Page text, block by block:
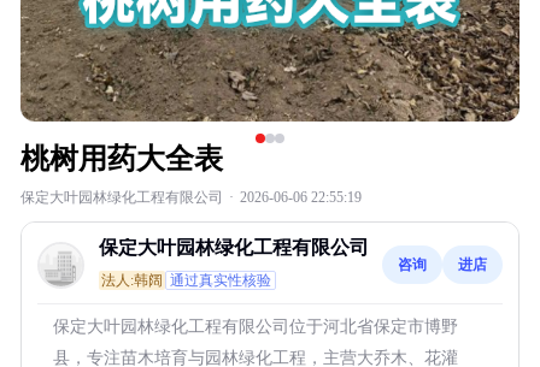
桃树用药大全表
保定大叶园林绿化工程有限公司 · 2026-06-06 22:55:19
保定大叶园林绿化工程有限公司
法人:韩阔 通过真实性核验
咨询 进店
保定大叶园林绿化工程有限公司位于河北省保定市博野
县，专注苗木培育与园林绿化工程，主营大乔木、花灌